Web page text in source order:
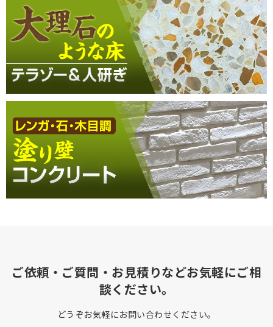
ご依頼・ご質問・お見積りなどお気軽にご相
談ください。
どうぞお気軽にお問い合わせください。